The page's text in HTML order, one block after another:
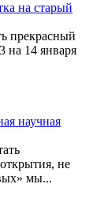
на старый
прекрасный
на 14 января
научная
не
мы...